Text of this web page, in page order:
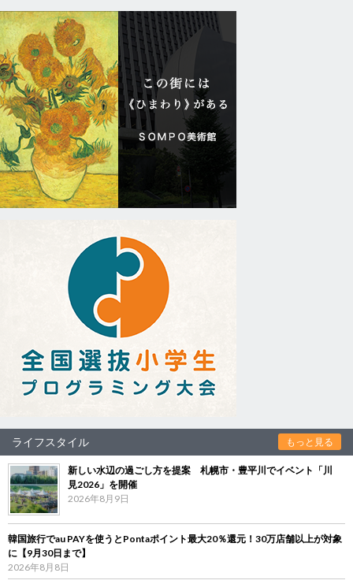
ライフスタイル もっと見る
新しい水辺の過ごし方を提案 札幌市・豊平川でイベント「川
見2026」を開催
2026年8月9日
韓国旅行でau PAYを使うとPontaポイント最大20％還元！30万店舗以上が対象
に【9月30日まで】
2026年8月8日